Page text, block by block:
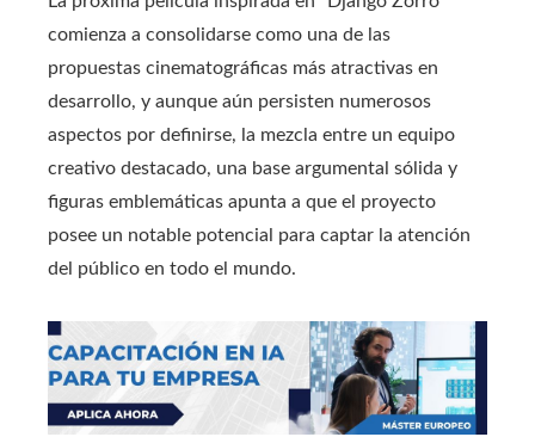
comienza a consolidarse como una de las
propuestas cinematográficas más atractivas en
desarrollo, y aunque aún persisten numerosos
aspectos por definirse, la mezcla entre un equipo
creativo destacado, una base argumental sólida y
figuras emblemáticas apunta a que el proyecto
posee un notable potencial para captar la atención
del público en todo el mundo.